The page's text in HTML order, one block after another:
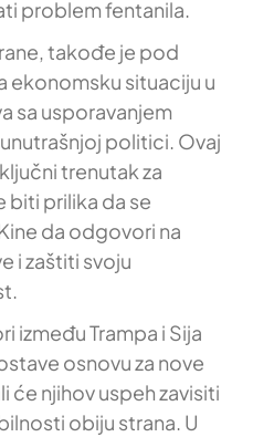
problem fentanila.
takođe je pod
situaciju u
sa usporavanjem
politici. Ovaj
trenutak za
biti prilika da se
da odgovori na
i zaštiti svoju
između Trampa i Sija
osnovu za nove
će njihov uspeh zavisiti
obiju strana. U